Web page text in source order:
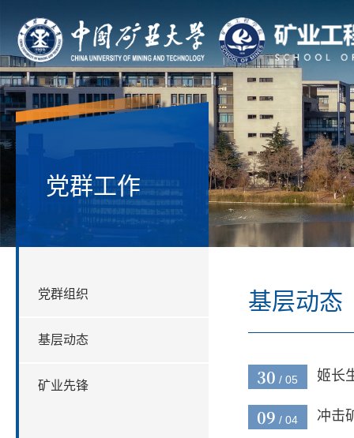
党群工作
党群组织
基层动态
矿业先锋
基层动态
30 / 05 姬长
09 / 04 冲击